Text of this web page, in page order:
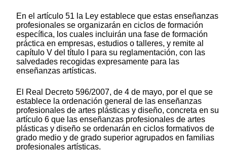
En el artículo 51 la Ley establece que estas enseñanzas
profesionales se organizarán en ciclos de formación
específica, los cuales incluirán una fase de formación
práctica en empresas, estudios o talleres, y remite al
capítulo V del título I para su reglamentación, con las
salvedades recogidas expresamente para las
enseñanzas artísticas.
El Real Decreto 596/2007, de 4 de mayo, por el que se
establece la ordenación general de las enseñanzas
profesionales de artes plásticas y diseño, concreta en su
artículo 6 que las enseñanzas profesionales de artes
plásticas y diseño se ordenarán en ciclos formativos de
grado medio y de grado superior agrupados en familias
profesionales artísticas.